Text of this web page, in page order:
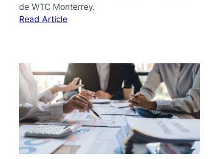
de WTC Monterrey.
Read Article
o
cash
flow
para
PYMES:
la
guía
que